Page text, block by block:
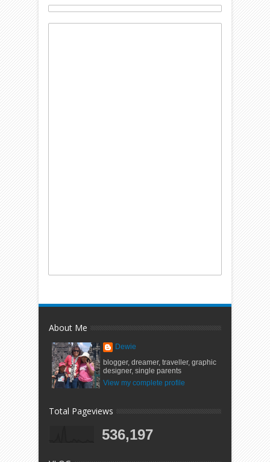
About Me
Dewie
blogger, dreamer, traveller, graphic
designer, single parents
View my complete profile
Total Pageviews
536,197